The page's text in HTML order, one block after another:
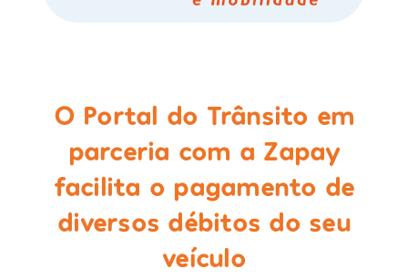
O Portal do Trânsito em
parceria com a Zapay
facilita o pagamento de
diversos débitos do seu
veículo